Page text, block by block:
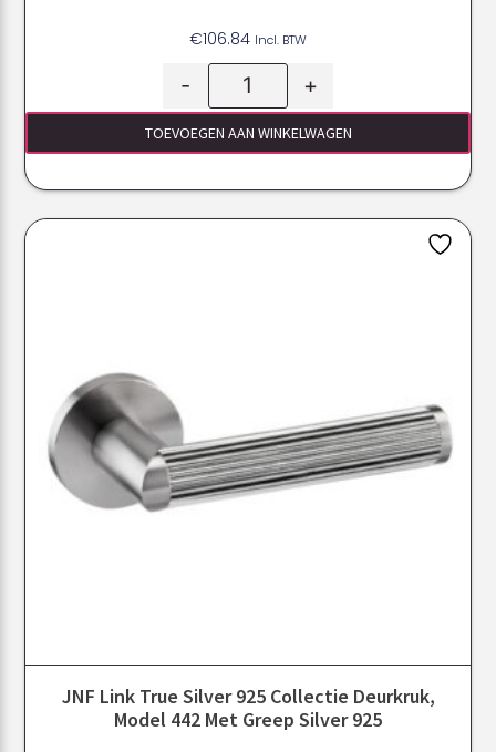
€106.84 Incl. BTW
- +
TOEVOEGEN AAN WINKELWAGEN
JNF Link True Silver 925 Collectie Deurkruk,
Model 442 Met Greep Silver 925